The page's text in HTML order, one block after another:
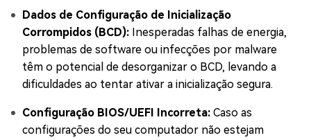
Dados de Configuração de Inicialização
Corrompidos (BCD): Inesperadas falhas de energia,
problemas de software ou infecções por malware
têm o potencial de desorganizar o BCD, levando a
dificuldades ao tentar ativar a inicialização segura.
Configuração BIOS/UEFI Incorreta: Caso as
configurações do seu computador não estejam